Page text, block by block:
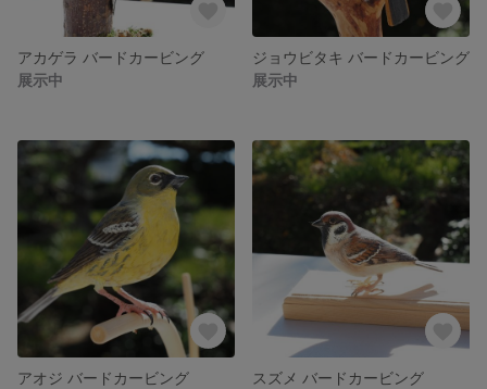
アカゲラ バードカービング
展示中
ジョウビタキ バードカービング
展示中
アオジ バードカービング
スズメ バードカービング